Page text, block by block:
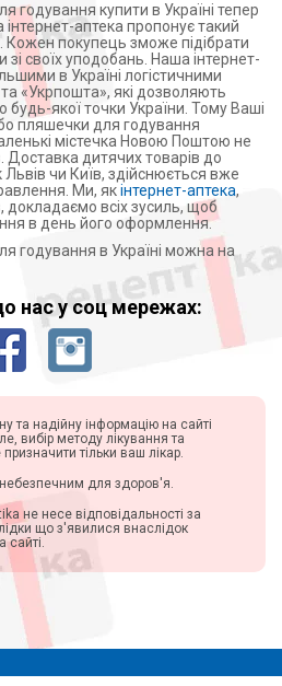
годування купити в Україні тепер
інтернет-аптека пропонує такий
Кожен покупець зможе підібрати
своїх уподобань. Наша інтернет-
в Україні логістичними
«Укрпошта», які дозволяють
якої точки України. Тому Ваші
пляшечки для годування
містечка Новою Поштою не
Доставка дитячих товарів до
чи Київ, здійснюється вже
Ми, якінтернет-аптека,
докладаємо всіх зусиль, щоб
в день його оформлення.
годування в Україні можна на
нас у соц мережах:
та надійну інформацію на сайті
вибір методу лікування та
тільки ваш лікар.
для здоров'я.
не несе відповідальності за
що з'явилися внаслідок
сайті.